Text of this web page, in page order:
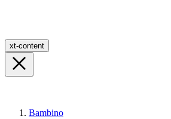
xt-content
Bambino